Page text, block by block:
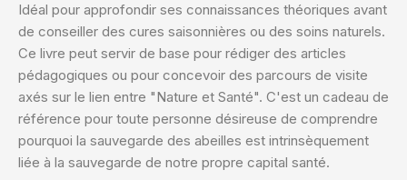
Idéal pour approfondir ses connaissances théoriques avant
de conseiller des cures saisonnières ou des soins naturels.
Ce livre peut servir de base pour rédiger des articles
pédagogiques ou pour concevoir des parcours de visite
axés sur le lien entre "Nature et Santé". C'est un cadeau de
référence pour toute personne désireuse de comprendre
pourquoi la sauvegarde des abeilles est intrinsèquement
liée à la sauvegarde de notre propre capital santé.